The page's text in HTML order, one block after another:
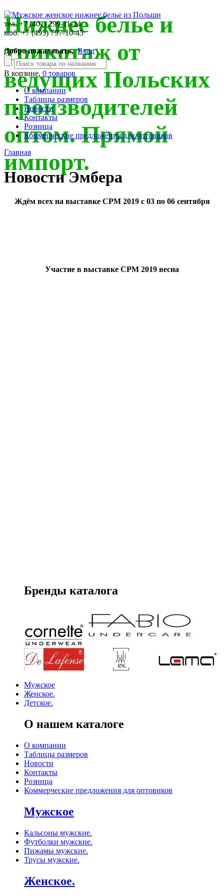
Нижнее белье и
трикотаж от
ведущих Польских
производителей
оптом. Прямой
импорт.
тел. +7 (401) 299-11-24
моб. +7 (495) 797-10-45
Добро пожаловать, Вход|
В корзине, 0 товаров
О компании
Таблицы размеров
Новости
Контакты
Розница
Коммерческие предложения для оптовиков
Главная
Новости Эмбера
Ждём всех на выставке CPM 2019 с 03 по 06 сентября
Участие в выставке CPM 2019 весна
Бренды каталога
Мужское
Женское.
Детское.
О нашем каталоге
О компании
Таблицы размеров
Новости
Контакты
Розница
Коммерческие предложения для оптовиков
Мужское
Кальсоны мужские.
Футболки мужские.
Пижамы мужские.
Трусы мужские.
Женское.